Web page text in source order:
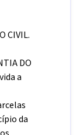
CIVIL.
DO
a
da